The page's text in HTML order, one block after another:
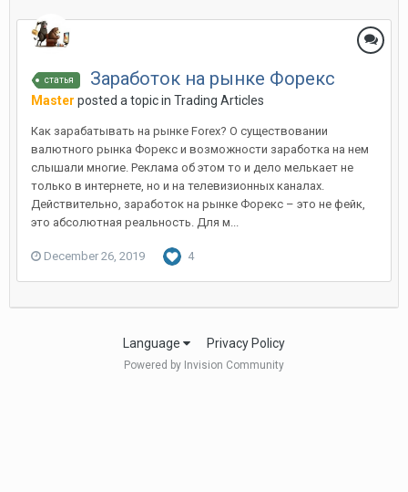
статья Заработок на рынке Форекс
Master posted a topic in Trading Articles
Как зарабатывать на рынке Forex? О существовании
валютного рынка Форекс и возможности заработка на нем
слышали многие. Реклама об этом то и дело мелькает не
только в интернете, но и на телевизионных каналах.
Действительно, заработок на рынке Форекс – это не фейк,
это абсолютная реальность. Для м...
December 26, 2019 4
Language Privacy Policy
Powered by Invision Community